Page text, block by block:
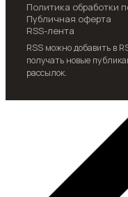
Политика обработки
Публичная оферта
RSS-лента
RSS можно добавить в
получать новые
рассылок.